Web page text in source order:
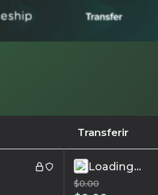
Transferir
Loading...
$0.00